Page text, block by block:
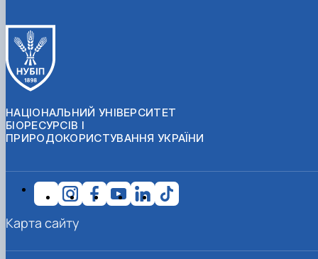
НАЦІОНАЛЬНИЙ УНІВЕРСИТЕТ
БІОРЕСУРСІВ І
ПРИРОДОКОРИСТУВАННЯ УКРАЇНИ
Карта сайту